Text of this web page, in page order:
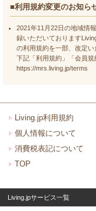
■利用規約変更のお知ら
2021年11月22日の地域情
録いただいております
の利用規約を一部、改定い
下記「利用規約」「会員規
https://mrs.living.jp/terms
Living.jp利用規約
個人情報について
消費税表記について
TOP
Living.jpサービス一覧